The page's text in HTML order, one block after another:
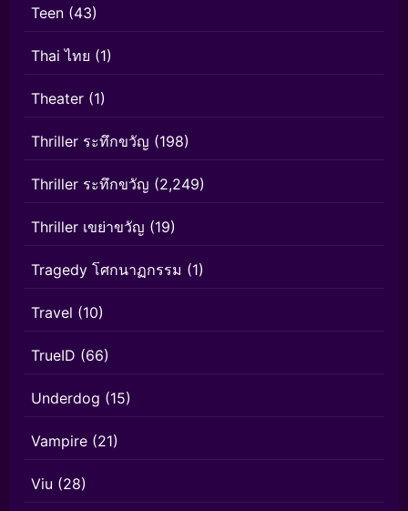
Teen (43)
Thai ไทย (1)
Theater (1)
Thriller ระทึกขวัญ (198)
Thriller ระทึกขวัญ (2,249)
Thriller เขย่าขวัญ (19)
Tragedy โศกนาฏกรรม (1)
Travel (10)
TrueID (66)
Underdog (15)
Vampire (21)
Viu (28)